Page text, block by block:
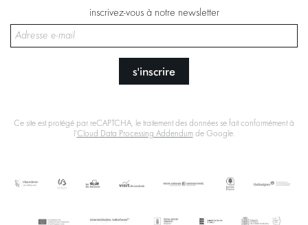
inscrivez-vous à notre newsletter
s'inscrire
Ce site est protégé par reCAPTCHA, le traitement des données se fait conformément à
l'Cloud Data Processing Addendumde Google.